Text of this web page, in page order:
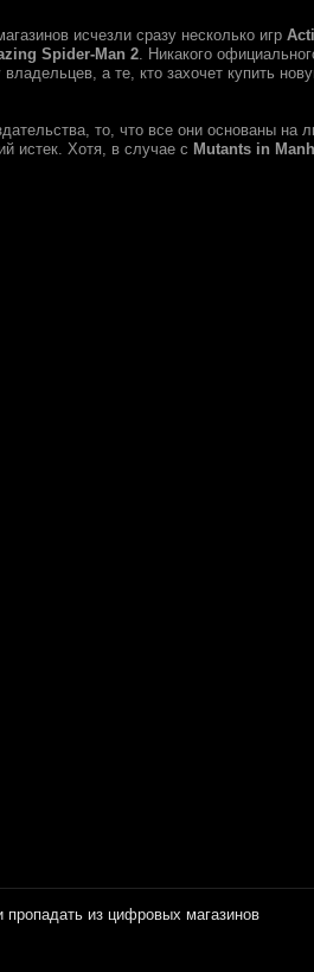
исчезли сразу несколько игр
Spider-Man 2. Никакого
а те, кто захочет купить
то, что все они основаны
истек. Хотя, в случае с Mutants in
из цифровых магазинов